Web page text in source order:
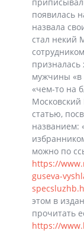
появилась
назвала
стал некий
призналась
мужчины «в
«чем-то на
статью,
названием:
можно по
https://
guseva-
этом в
прочитать
https://